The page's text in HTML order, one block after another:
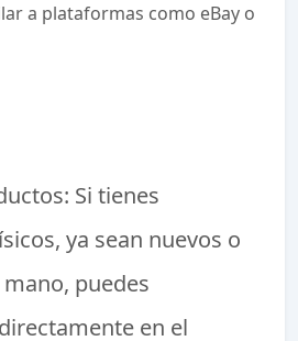
a plataformas como eBay o
Si tienes
ya sean nuevos o
puedes
en el